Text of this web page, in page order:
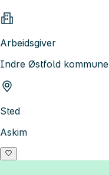
Arbeidsgiver
Indre Østfold kommune
Sted
Askim